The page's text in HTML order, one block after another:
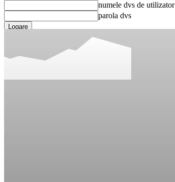
numele dvs de utilizator
parola dvs
Ați uitat parola? obține ajutor
Recuperați-vă parola